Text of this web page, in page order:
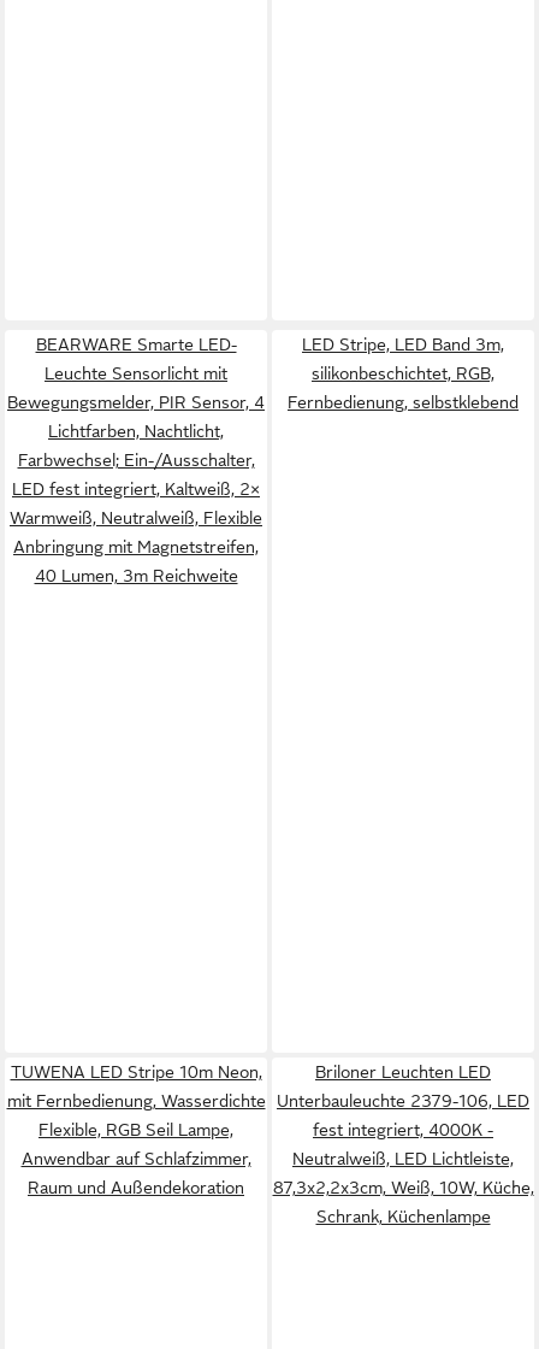
BEARWARE Smarte LED-
Leuchte Sensorlicht mit
Bewegungsmelder, PIR Sensor, 4
Lichtfarben, Nachtlicht,
Farbwechsel; Ein-/Ausschalter,
LED fest integriert, Kaltweiß, 2×
Warmweiß, Neutralweiß, Flexible
Anbringung mit Magnetstreifen,
40 Lumen, 3m Reichweite
LED Stripe, LED Band 3m,
silikonbeschichtet, RGB,
Fernbedienung, selbstklebend
TUWENA LED Stripe 10m Neon,
mit Fernbedienung, Wasserdichte
Flexible, RGB Seil Lampe,
Anwendbar auf Schlafzimmer,
Raum und Außendekoration
Briloner Leuchten LED
Unterbauleuchte 2379-106, LED
fest integriert, 4000K -
Neutralweiß, LED Lichtleiste,
87,3x2,2x3cm, Weiß, 10W, Küche,
Schrank, Küchenlampe